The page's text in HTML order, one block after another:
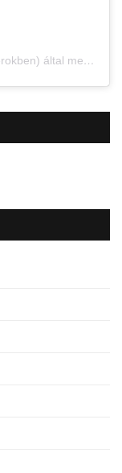
˙uǝqʞo̤ɹo̤ʞ ʎuǝʞsǝʞ ıupoɯlɐ̗ (@keskenykorokben) által megosztott bejegyzés